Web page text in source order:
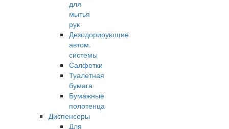
для
мытья
рук
Дезодорирующие
автом.
системы
Салфетки
Туалетная
бумага
Бумажные
полотенца
Диспенсеры
Для